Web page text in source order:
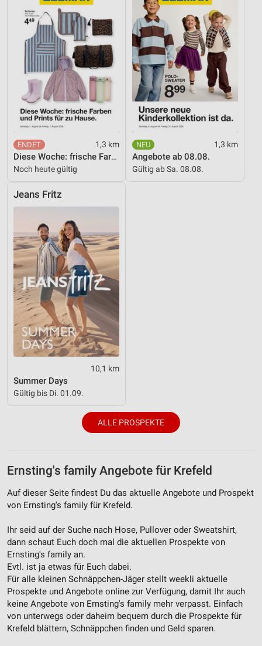
1,3 km
Diese Woche: frische Farben und Prints für zu Hause.
Noch heute gültig
1,3 km
Angebote ab 08.08.
Gültig ab Sa. 08.08.
Jeans Fritz
10,1 km
Summer Days
Gültig bis Di. 01.09.
ALLE PROSPEKTE
Ernsting's family Angebote für Krefeld
Auf dieser Seite findest Du das aktuelle Angebote und Prospekt
von Ernsting's family für Krefeld.
Ihr seid auf der Suche nach Hose, Pullover oder Sweatshirt,
dann schaut Euch doch mal die aktuellen Prospekte von
Ernsting's family an.
Evtl. ist ja etwas für Euch dabei.
Für alle kleinen Schnäppchen-Jäger stellt weekli aktuelle
Prospekte und Angebote online zur Verfügung, damit Ihr auch
keine Angebote von Ernsting's family mehr verpasst. Einfach
von unterwegs oder daheim bequem durch die Prospekte für
Krefeld blättern, Schnäppchen finden und Geld sparen.
Nicht-IAB-Verarbeitungszwecke:
Notwendig
Performance
Funktional
Werbung